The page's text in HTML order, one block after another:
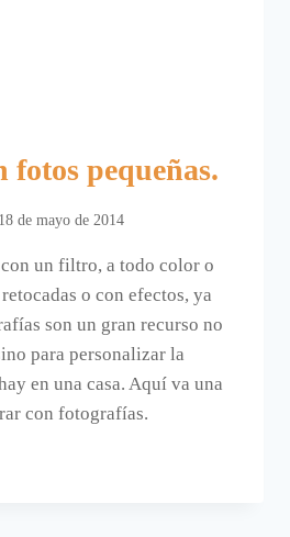
fotos pequeñas.
18 de mayo de 2014
un filtro, a todo color o
o con efectos, ya
son un gran recurso no
para personalizar la
en una casa. Aquí va una
con fotografías.